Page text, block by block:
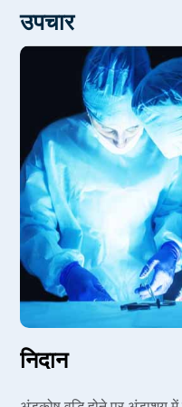
टेस्टिकूलर एट्रोफी या
हेमटोसेल
उपचार
निदान